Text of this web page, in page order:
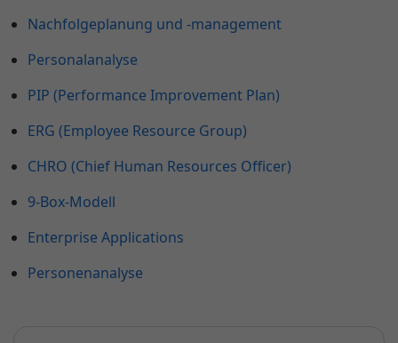
Nachfolgeplanung und -management
Personalanalyse
PIP (Performance Improvement Plan)
ERG (Employee Resource Group)
CHRO (Chief Human Resources Officer)
9-Box-Modell
Enterprise Applications
Personenanalyse